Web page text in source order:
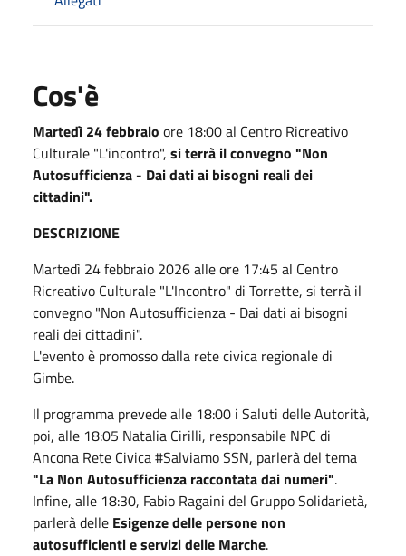
Cos'è
Martedì 24 febbraio ore 18:00 al Centro Ricreativo
Culturale "L'incontro", si terrà il convegno "Non
Autosufficienza - Dai dati ai bisogni reali dei
cittadini".
DESCRIZIONE
Martedì 24 febbraio 2026 alle ore 17:45 al Centro
Ricreativo Culturale "L'Incontro" di Torrette, si terrà il
convegno "Non Autosufficienza - Dai dati ai bisogni
reali dei cittadini".
L'evento è promosso dalla rete civica regionale di
Gimbe.
Il programma prevede alle 18:00 i Saluti delle Autorità,
poi, alle 18:05 Natalia Cirilli, responsabile NPC di
Ancona Rete Civica #Salviamo SSN, parlerà del tema
"La Non Autosufficienza raccontata dai numeri".
Infine, alle 18:30, Fabio Ragaini del Gruppo Solidarietà,
parlerà delle Esigenze delle persone non
autosufficienti e servizi delle Marche.